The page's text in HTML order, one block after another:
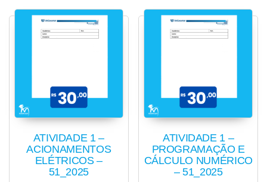
ATIVIDADE 1 –
ACIONAMENTOS
ELÉTRICOS –
51_2025
ATIVIDADE 1 –
PROGRAMAÇÃO E
CÁLCULO NUMÉRICO
– 51_2025